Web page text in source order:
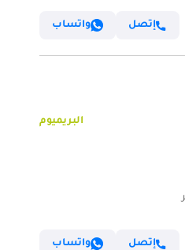
إتصل واتساب
البريميوم
إتصل واتساب